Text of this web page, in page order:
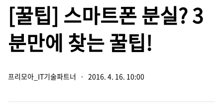
[꿀팁] 스마트폰 분실? 3
분만에 찾는 꿀팁!
프리모아_IT기술파트너 · 2016. 4. 16. 10:00